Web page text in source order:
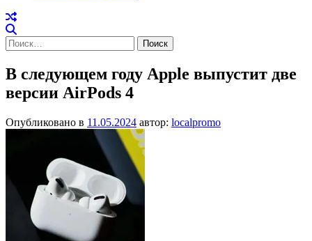
Найти:
В следующем году Apple выпустит две
версии AirPods 4
Опубликовано в 11.05.2024 автор: localpromo